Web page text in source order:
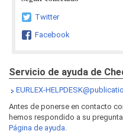
Twitter
Facebook
Servicio de ayuda de
EURLEX-
Antes de ponerse en contacto
hemos respondido a su
Página de ayuda.